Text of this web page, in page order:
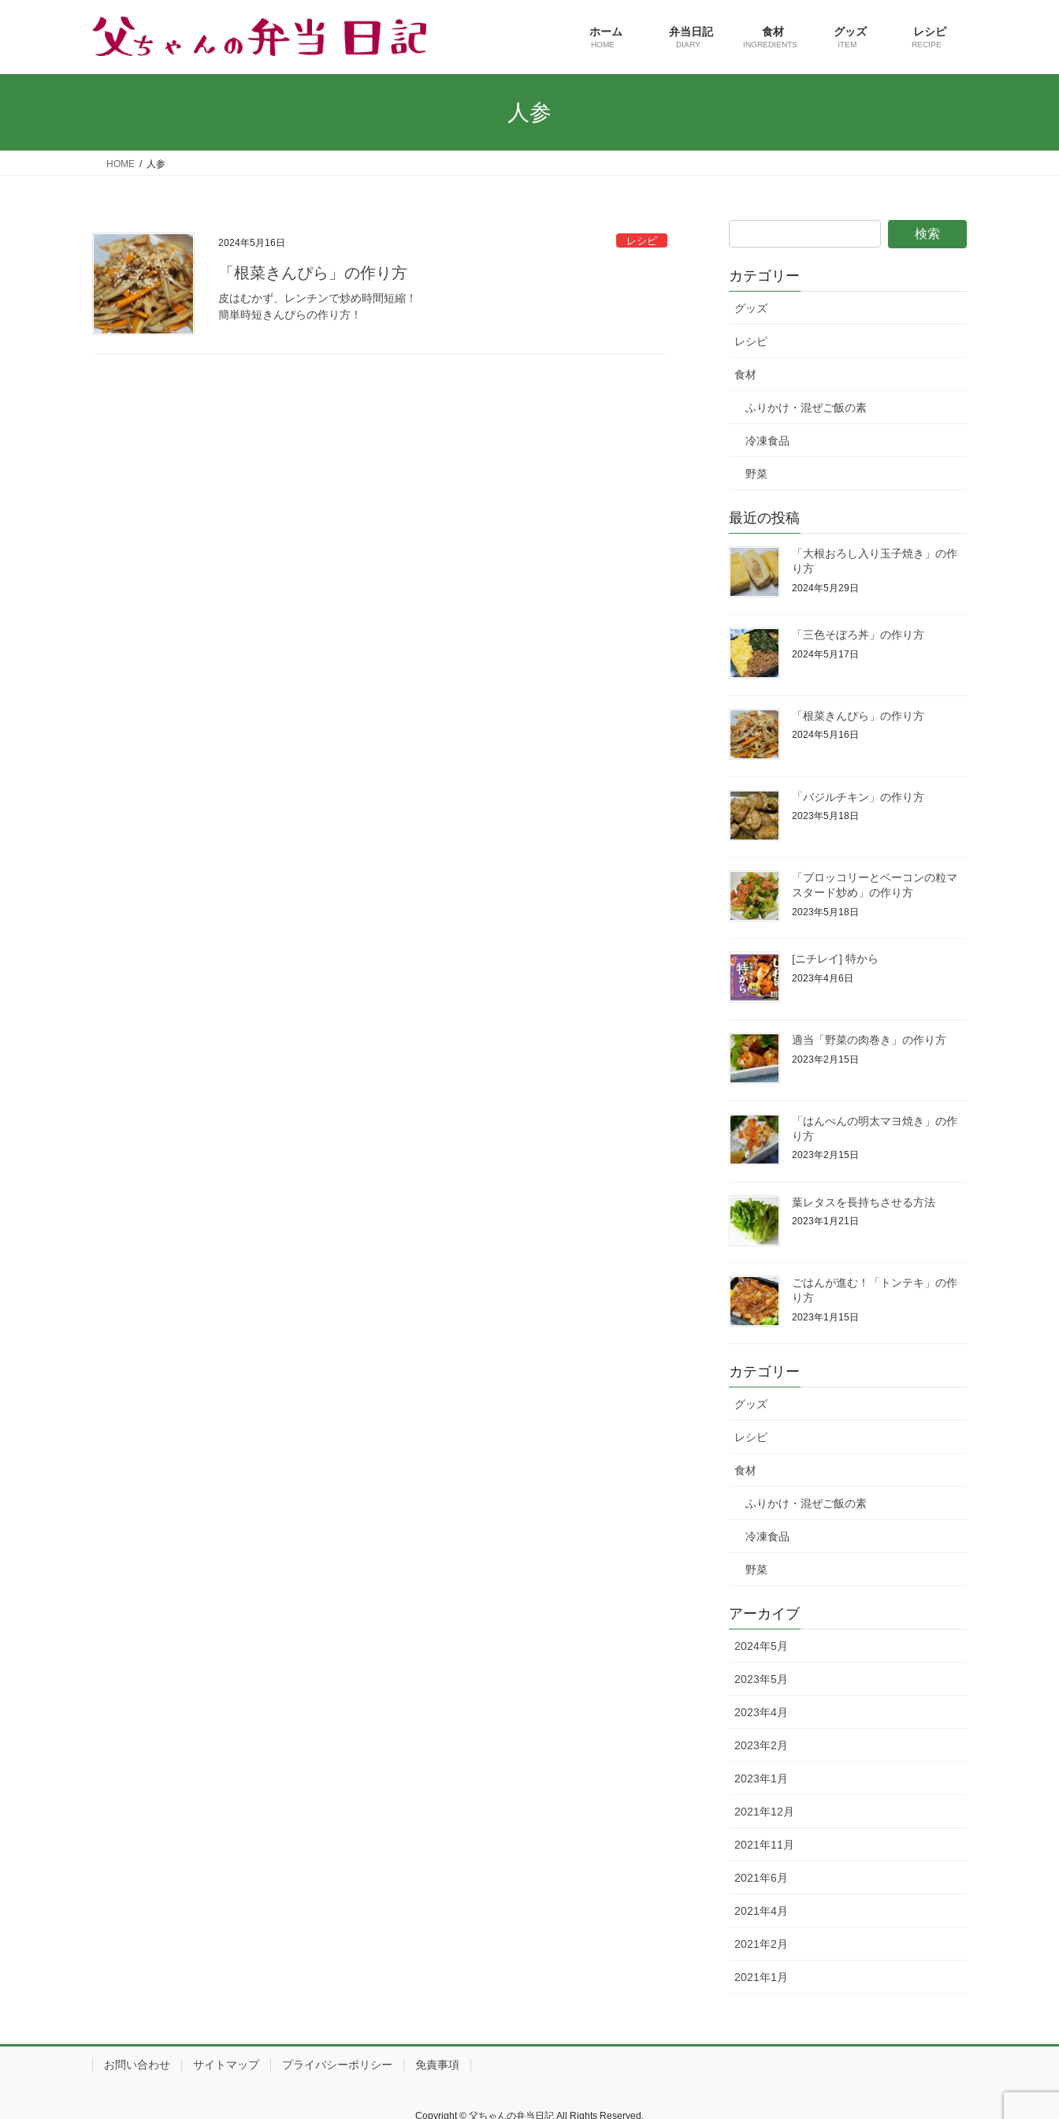
ホーム
HOME
弁当日記
DIARY
食材
INGREDIENTS
グッズ
ITEM
レシピ
RECIPE
人参
HOME 人参
2024年5月16日 レシピ
「根菜きんぴら」の作り方
皮はむかず、レンチンで炒め時間短縮！
簡単時短きんぴらの作り方！
カテゴリー
グッズ
レシピ
食材
ふりかけ・混ぜご飯の素
冷凍食品
野菜
最近の投稿
「大根おろし入り玉子焼き」の作
り方
2024年5月29日
「三色そぼろ丼」の作り方
2024年5月17日
「根菜きんぴら」の作り方
2024年5月16日
「バジルチキン」の作り方
2023年5月18日
「ブロッコリーとベーコンの粒マ
スタード炒め」の作り方
2023年5月18日
[ニチレイ] 特から
2023年4月6日
適当「野菜の肉巻き」の作り方
2023年2月15日
「はんぺんの明太マヨ焼き」の作
り方
2023年2月15日
葉レタスを長持ちさせる方法
2023年1月21日
ごはんが進む！「トンテキ」の作
り方
2023年1月15日
カテゴリー
グッズ
レシピ
食材
ふりかけ・混ぜご飯の素
冷凍食品
野菜
アーカイブ
2024年5月
2023年5月
2023年4月
2023年2月
2023年1月
2021年12月
2021年11月
2021年6月
2021年4月
2021年2月
2021年1月
お問い合わせ サイトマップ プライバシーポリシー 免責事項
Copyright © 父ちゃんの弁当日記 All Rights Reserved.